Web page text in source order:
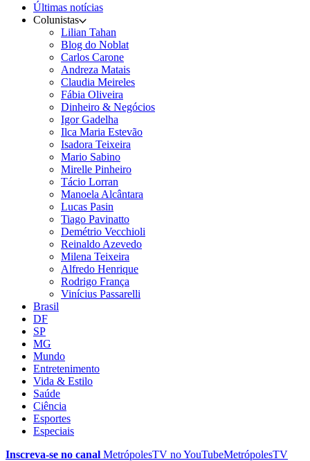
Últimas notícias
Colunistas
Lilian Tahan
Blog do Noblat
Carlos Carone
Andreza Matais
Claudia Meireles
Fábia Oliveira
Dinheiro & Negócios
Igor Gadelha
Ilca Maria Estevão
Isadora Teixeira
Mario Sabino
Mirelle Pinheiro
Tácio Lorran
Manoela Alcântara
Lucas Pasin
Tiago Pavinatto
Demétrio Vecchioli
Reinaldo Azevedo
Milena Teixeira
Alfredo Henrique
Rodrigo França
Vinícius Passarelli
Brasil
DF
SP
MG
Mundo
Entretenimento
Vida & Estilo
Saúde
Ciência
Esportes
Especiais
Inscreva-se no canal MetrópolesTV noYouTubeMetrópolesTV